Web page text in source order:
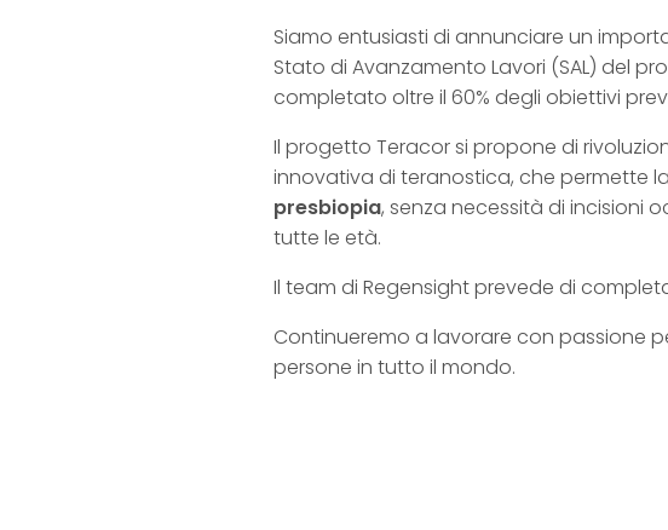
Siamo entusiasti di annunciare un
Stato di Avanzamento Lavori (SAL) del
completato oltre il 60% degli obiettivi
Il progetto Teracor si propone di
innovativa di teranostica, che permette
presbiopia, senza necessità di incisioni
tutte le età.
Il team di Regensight prevede di
Continueremo a lavorare con passione
persone in tutto il mondo.